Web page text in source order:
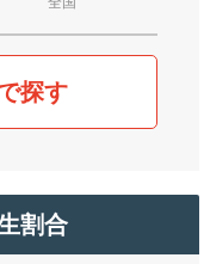
探す
割合